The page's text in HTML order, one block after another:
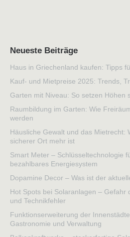
Neueste Beiträge
Haus in Griechenland kaufen: Tipps
Kauf- und Mietpreise 2025: Trends,
Garten mit Niveau: So setzen Höhen
Raumbildung im Garten: Wie
werden
Häusliche Gewalt und das Mietrecht:
sicherer Ort mehr ist
Smart Meter – Schlüsseltechnologie
bezahlbares Energiesystem
Dopamine Decor – Was ist der
Hot Spots bei Solaranlagen – Gefahr
und Technikfehler
Funktionserweiterung der
Gastronomie und Verwaltung